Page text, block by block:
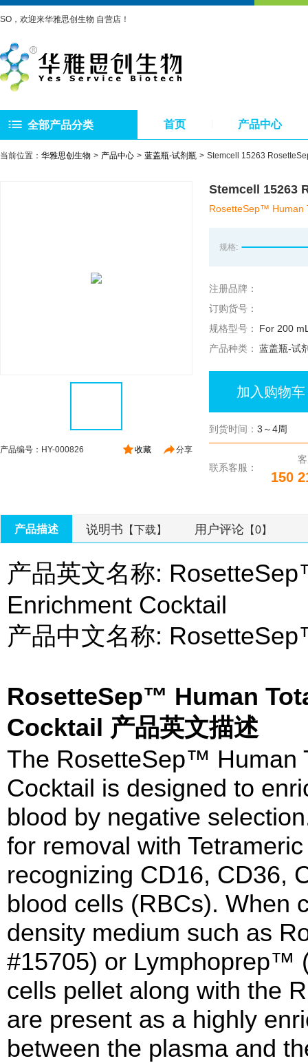
SO，欢迎来华雅思创生物 自营店！
全部产品分类 首页 产品中心
当前位置： 华雅思创生物 产品中心 蓝盖瓶-试剂瓶 Stemcell 15263
分享
收藏
产品编号：HY-000826
Stemcell 15263
RosetteSep™ Human
规格:
注册品牌：
订购货号：
规格型号：
For 200
产品种类： 蓝盖瓶-试
加入购物车
到货时间： 3～4周
联系客服：
150
产品描述 说明书 【下载】 用户评论 【0】
产品英文名称:
Enrichment Cocktail
产品中文名称:
RosetteSep™ Human
Cocktail 产品英文描述
The RosetteSep™ Human
Cocktail is designed to
blood by negative
for removal with
recognizing CD16, CD36,
blood cells (RBCs). When
density medium such as
#15705) or Lymphoprep™
cells pellet along with the
are present as a highly
between the plasma and